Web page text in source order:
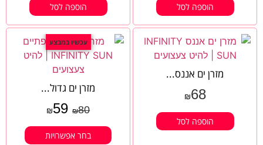
הוספה לסל הוספה לסל
מזרן ים אננס...
₪68
הוספה לסל
עכשיו במבצע
מזרן ים גדול...
₪80
₪59
בחר אפשרויות